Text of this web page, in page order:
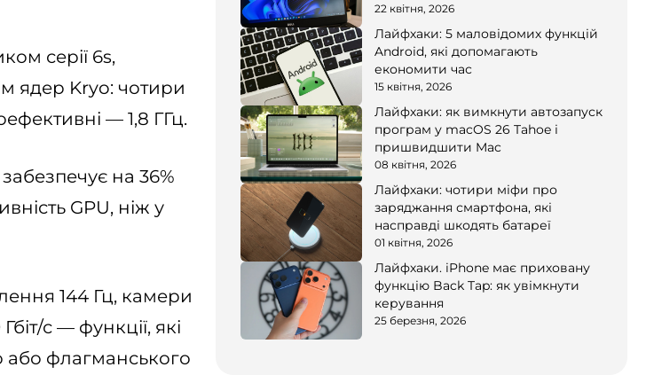
серії 6s,
ядер Kryo: чотири
— 1,8 ГГц.
на 36%
GPU, ніж у
144 Гц, камери
с — функції, які
або флагманського
22 квітня, 2026
Лайфхаки: 5 маловідомих функцій
Android, які допомагають
економити час
15 квітня, 2026
Лайфхаки: як вимкнути автозапуск
програм у macOS 26 Tahoe і
пришвидшити Mac
08 квітня, 2026
Лайфхаки: чотири міфи про
заряджання смартфона, які
насправді шкодять батареї
01 квітня, 2026
Лайфхаки. iPhone має приховану
функцію Back Tap: як увімкнути
керування
25 березня, 2026